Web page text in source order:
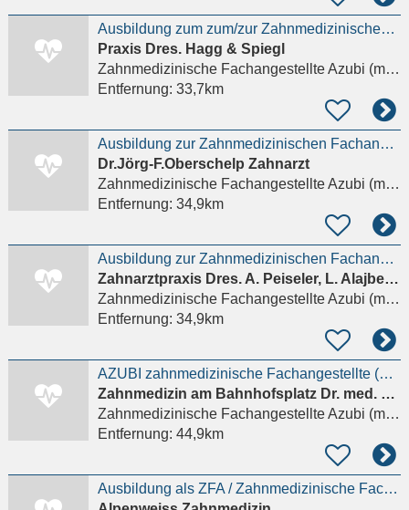
Ausbildung zum zum/zur Zahnmedizinischen Fachangestellten
Praxis Dres. Hagg & Spiegl
Zahnmedizinische Fachangestellte Azubi (m/w/d)
Entfernung: 33,7km
Ausbildung zur Zahnmedizinischen Fachangestellten (m/w/d)
Dr.Jörg-F.Oberschelp Zahnarzt
Zahnmedizinische Fachangestellte Azubi (m/w/d)
Entfernung: 34,9km
Ausbildung zur Zahnmedizinischen Fachangestellten (m/w/d)
Zahnarztpraxis Dres. A. Peiseler, L. Alajbegovic
Zahnmedizinische Fachangestellte Azubi (m/w/d)
Entfernung: 34,9km
AZUBI zahnmedizinische Fachangestellte (ZFA) (m/w/d) gesucht
Zahnmedizin am Bahnhofsplatz Dr. med. dent. Rudolf Glasl, Dr. med. dent. Eva Herrlinger
Zahnmedizinische Fachangestellte Azubi (m/w/d)
Entfernung: 44,9km
Ausbildung als ZFA / Zahnmedizinische Fachangestellte (m/w/d)